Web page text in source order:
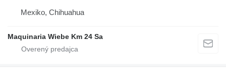
Mexiko, Chihuahua
Maquinaria Wiebe Km 24 Sa